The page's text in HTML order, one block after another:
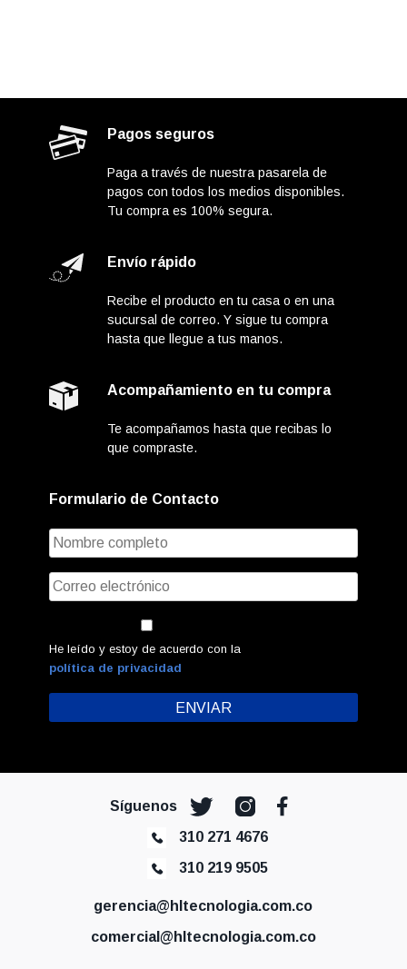
Pagos seguros
Paga a través de nuestra pasarela de
pagos con todos los medios disponibles.
Tu compra es 100% segura.
Envío rápido
Recibe el producto en tu casa o en una
sucursal de correo. Y sigue tu compra
hasta que llegue a tus manos.
Acompañamiento en tu compra
Te acompañamos hasta que recibas lo
que compraste.
Formulario de Contacto
He leído y estoy de acuerdo con la
política de privacidad
Síguenos
310 271 4676
310 219 9505
gerencia@hltecnologia.com.co
comercial@hltecnologia.com.co